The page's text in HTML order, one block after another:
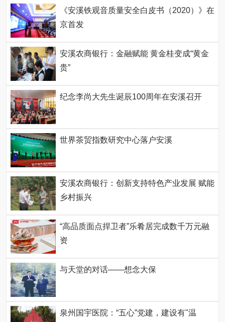
《安溪铁观音质量安全白皮书（2020）》在
京首发
安溪农商银行：金融赋能 黄金桂变成“黄金
贵”
纪念李尚大先生诞辰100周年在安溪召开
世界茶贸指数研究中心落户安溪
安溪农商银行：创新支持特色产业发展 赋能
乡村振兴
“高品质面点捍卫者”乐肴居完成数千万元融
资
与天堂的对话——想念大保
泉州国宇医院：“五心”党建，建设有"温